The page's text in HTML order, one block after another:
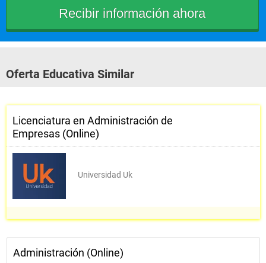
Oferta Educativa Similar
Licenciatura en Administración de
Empresas (Online)
Universidad Uk
Administración (Online)